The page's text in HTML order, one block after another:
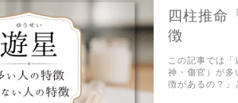
四柱推命
徴
この記事では
神・傷官）が多
徴があるの？」